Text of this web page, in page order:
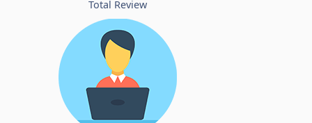
Total Review